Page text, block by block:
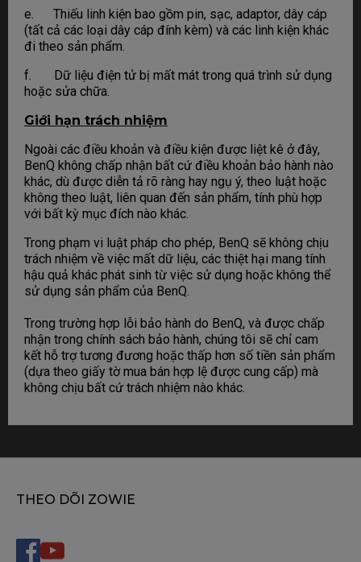
e. Thiếu linh kiện bao gồm pin, sạc, adaptor, dây cáp
(tất cả các loại dây cáp đính kèm) và các linh kiện khác
đi theo sản phẩm.
f. Dữ liệu điện tử bị mất mát trong quá trình sử dụng
hoặc sửa chữa.
Giới hạn trách nhiệm
Ngoài các điều khoản và điều kiện được liệt kê ở đây,
BenQ không chấp nhận bất cứ điều khoản bảo hành nào
khác, dù được diễn tả rõ ràng hay ngụ ý, theo luật hoặc
không theo luật, liên quan đến sản phẩm, tính phù hợp
với bất kỳ mục đích nào khác.
Trong phạm vi luật pháp cho phép, BenQ sẽ không chịu
trách nhiệm về việc mất dữ liệu, các thiệt hại mang tính
hậu quả khác phát sinh từ việc sử dụng hoặc không thể
sử dụng sản phẩm của BenQ.
Trong trường hợp lỗi bảo hành do BenQ, và được chấp
nhận trong chính sách bảo hành, chúng tôi sẽ chỉ cam
kết hỗ trợ tương đương hoặc thấp hơn số tiền sản phẩm
(dựa theo giấy tờ mua bán hợp lệ được cung cấp) mà
không chịu bất cứ trách nhiệm nào khác.
THEO DÕI ZOWIE